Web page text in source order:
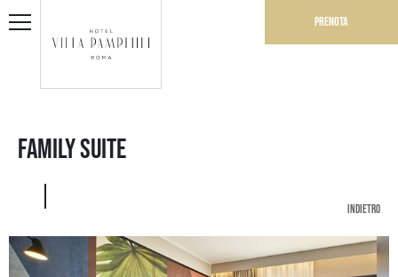
Prenota
Family Suite
indietro